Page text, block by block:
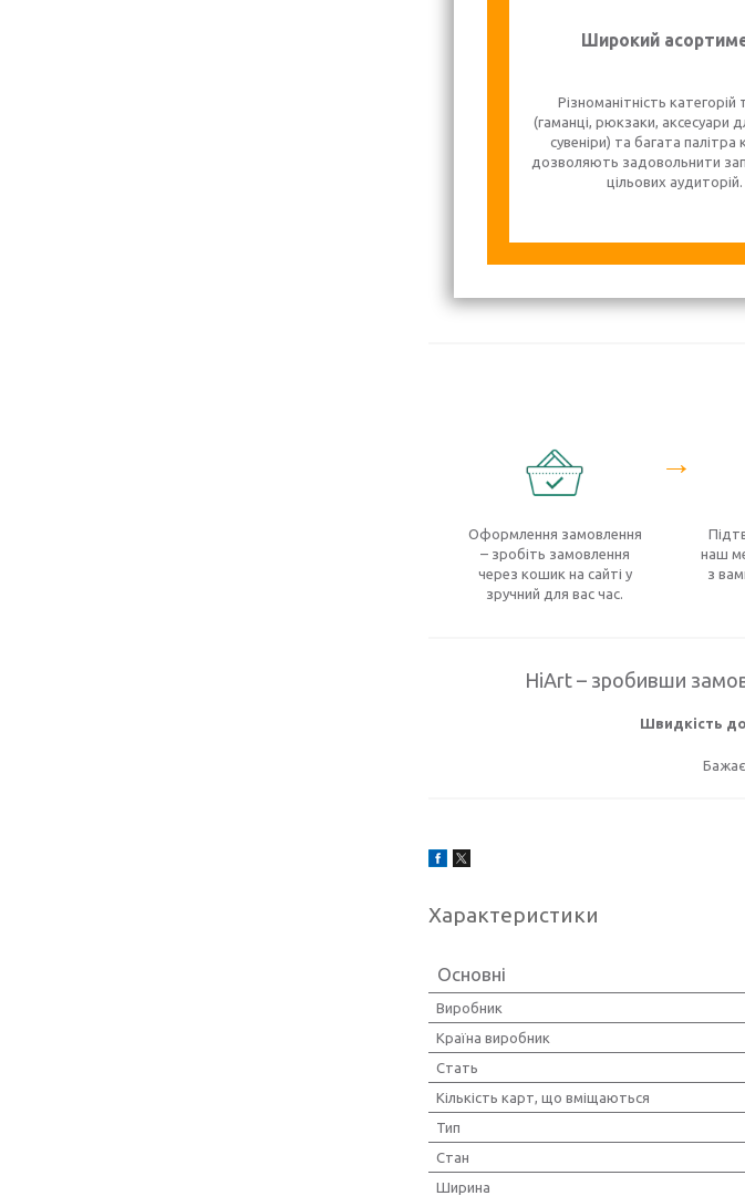
Широкий
Різноманітність категорій
(гаманці, рюкзаки, аксесуари
сувеніри) та багата палітра
дозволяють задовольнити
цільових аудиторій.
Оформлення замовлення
– зробіть замовлення
через кошик на сайті у
зручний для вас час.
→
наш
з
HiArt – зробивши
Швидкість
Характеристики
Основні
Виробник
Країна виробник
Стать
Кількість карт, що вміщаються
Тип
Стан
Ширина